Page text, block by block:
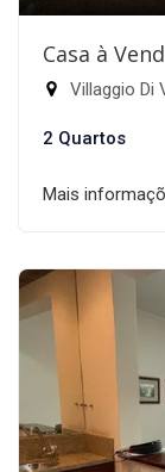
Casa à
Villaggio Di
2 Quartos
Mais